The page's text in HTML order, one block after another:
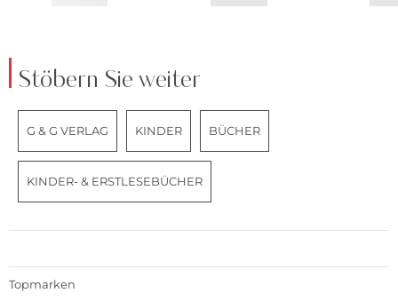
Stöbern Sie weiter
G & G VERLAG KINDER BÜCHER
KINDER- & ERSTLESEBÜCHER
Topmarken